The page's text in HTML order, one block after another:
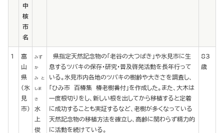
中
核
市
名
1
富
山
県
(氷
見
市)
みず
か
み と
しま
さ
水
上
俊
県指定天然記念物の「老谷の大つばき」や氷見市に生
息するツバキの保存・研究・普及啓発活動を長年行って
いる。氷見市内各地のツバキの樹齢や大きさを調査し、
「ひみ市 百椿集 椿老樹番付」を作成した。また、大木は
一度根切りをし、新しい根を出してから移植すると定着
に成功することも実証するなど、老樹が多くなっている
天然記念物の移植方法を確立し、高齢に関わらず精力的
に活動を続けている。
83
歳